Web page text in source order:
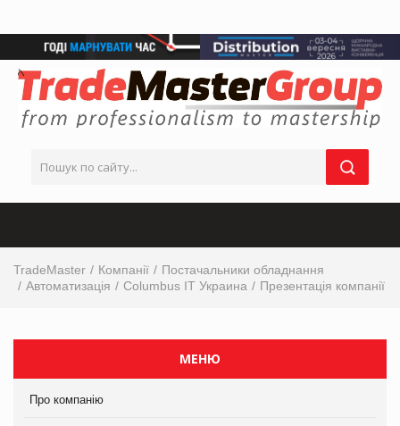
TradeMaster Компанії
Постачальники обладнання
Автоматизація
Columbus IT Украина Презентація компанії
МЕНЮ
Про компанію